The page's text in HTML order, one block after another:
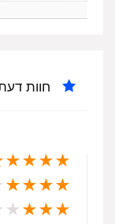
חוות
★
★
★
★
★
★
★
★
★
★
★
★